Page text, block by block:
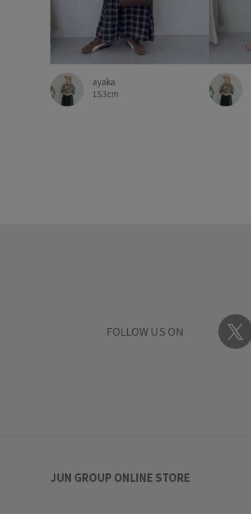
ayaka
153cm
FOLLOW US ON
JUN GROUP ONLINE STORE